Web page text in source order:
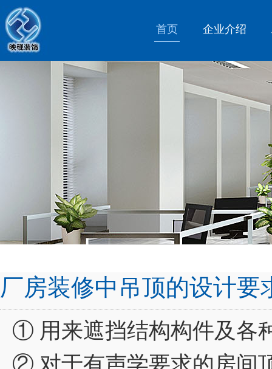
首页 企业介绍
厂房装修中吊顶的设计要
① 用来遮挡结构构件及各
② 对于有声学要求的房间